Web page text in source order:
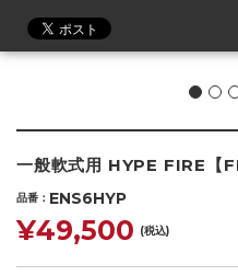
一般軟式用 HYPE FIRE【
品番 ENS6HYP
¥49,500 (税込)